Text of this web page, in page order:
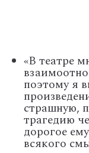
«В театре
поэтому я
страшную,
трагедию
дорогое
всякого